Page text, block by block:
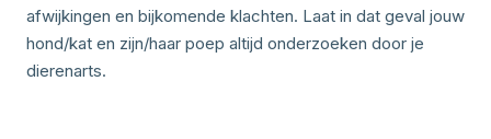
afwijkingen en bijkomende klachten. Laat in dat geval jouw
hond/kat en zijn/haar poep altijd onderzoeken door je
dierenarts.